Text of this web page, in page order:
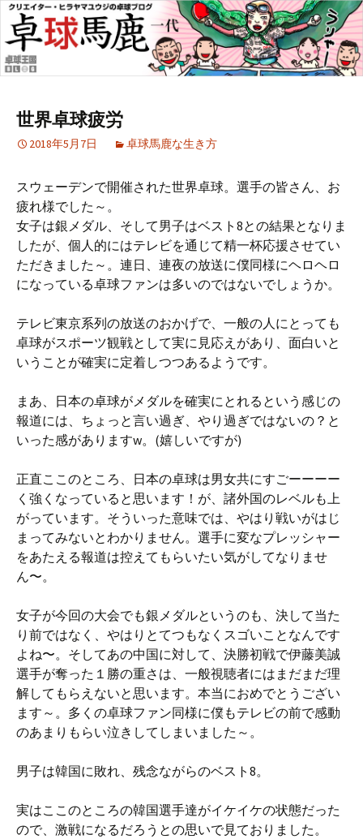
世界卓球疲労
2018年5月7日 卓球馬鹿な生き方
スウェーデンで開催された世界卓球。選手の皆さん、お
疲れ様でした～。
女子は銀メダル、そして男子はベスト8との結果となりま
したが、個人的にはテレビを通じて精一杯応援させてい
ただきました～。連日、連夜の放送に僕同様にヘロヘロ
になっている卓球ファンは多いのではないでしょうか。
テレビ東京系列の放送のおかげで、一般の人にとっても
卓球がスポーツ観戦として実に見応えがあり、面白いと
いうことが確実に定着しつつあるようです。
まあ、日本の卓球がメダルを確実にとれるという感じの
報道には、ちょっと言い過ぎ、やり過ぎではないの？と
いった感がありますw。(嬉しいですが)
正直ここのところ、日本の卓球は男女共にすごーーーー
く強くなっていると思います！が、諸外国のレベルも上
がっています。そういった意味では、やはり戦いがはじ
まってみないとわかりません。選手に変なプレッシャー
をあたえる報道は控えてもらいたい気がしてなりませ
ん〜。
女子が今回の大会でも銀メダルというのも、決して当た
り前ではなく、やはりとてつもなくスゴいことなんです
よね〜。そしてあの中国に対して、決勝初戦で伊藤美誠
選手が奪った１勝の重さは、一般視聴者にはまだまだ理
解してもらえないと思います。本当におめでとうござい
ます～。多くの卓球ファン同様に僕もテレビの前で感動
のあまりもらい泣きしてしまいました～。
男子は韓国に敗れ、残念ながらのベスト8。
実はここのところの韓国選手達がイケイケの状態だった
ので、激戦になるだろうとの思いで見ておりました。